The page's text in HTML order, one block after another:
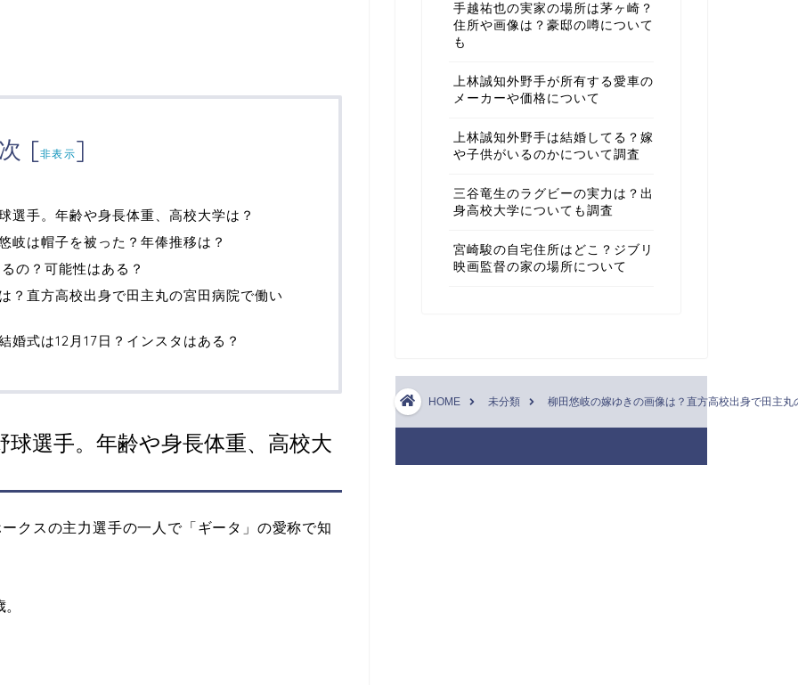
[非表示]
選手。年齢や身長体重、高校大学は？
岐は帽子を被った？年俸推移は？
の？可能性はある？
？直方高校出身で田主丸の宮田病院で働い
婚式は12月17日？インスタはある？
選手。年齢や身長体重、高校大
クスの主力選手の一人で「ギータ」の愛称で知
手越祐也の実家の場所は茅ヶ崎？
住所や画像は？豪邸の噂について
も
上林誠知外野手が所有する愛車の
メーカーや価格について
上林誠知外野手は結婚してる？嫁
や子供がいるのかについて調査
三谷竜生のラグビーの実力は？出
身高校大学についても調査
宮崎駿の自宅住所はどこ？ジブリ
映画監督の家の場所について
HOME 未分類 柳田悠岐の嫁ゆきの画像は？直方高校出身で田主丸